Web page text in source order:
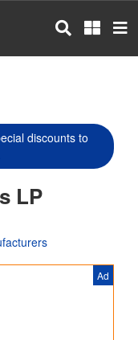
discounts to
LP
Ad